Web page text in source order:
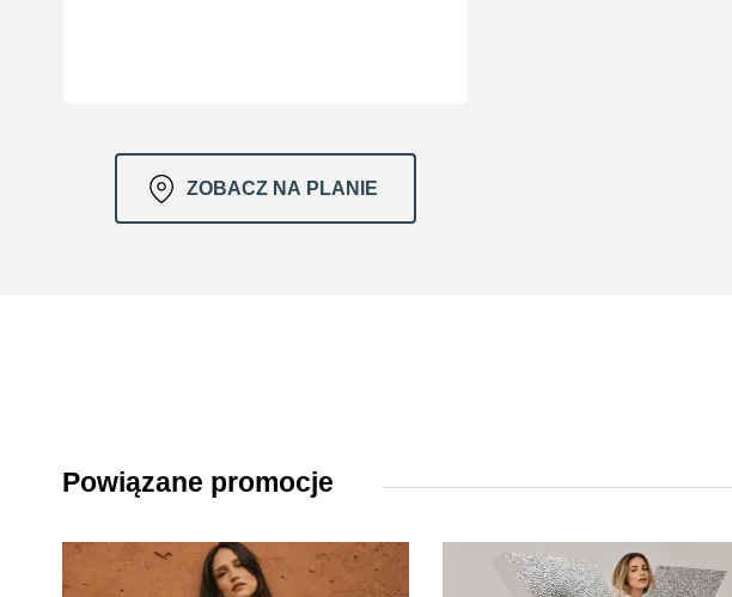
ZOBACZ NA PLANIE
Powiązane promocje